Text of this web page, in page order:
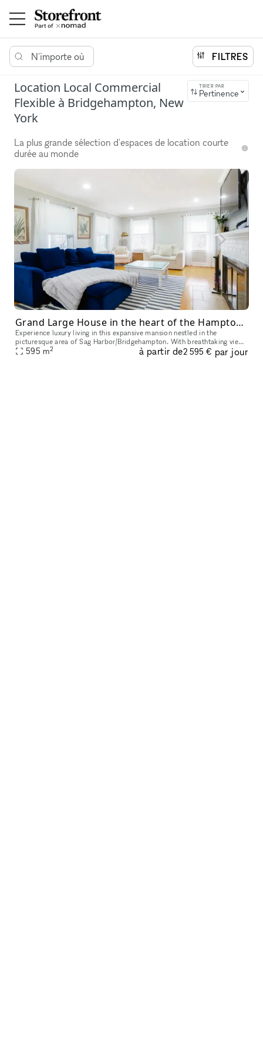
N'importe où FILTRES
Location Local Commercial
Flexible à Bridgehampton, New
York
TRIER PAR
Pertinence
La plus grande sélection d'espaces de location courte
durée au monde
Grand Large House in the heart of the Hamptons for movie shoots and photo shoots
Experience luxury living in this expansive mansion nestled in the
picturesque area of Sag Harbor/Bridgehampton. With breathtaking views
of nature, including a vast array of trees and a sprawling hill
595 m2 à partir de2 595 € par jour